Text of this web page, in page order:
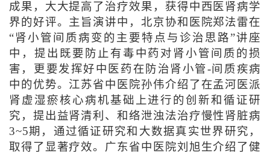
成果，大大提高了治疗效果，获得中西医肾病学
界的好评。主旨演讲中，北京协和医院郑法雷在
“肾小管间质病变的主要特点与诊治思路”讲座
中，提出既要防止有毒中药对肾小管间质的损
害，更要发挥好中医药在防治肾小管-间质疾病
中的优势。江苏省中医院孙伟介绍了在孟河医派
肾虚湿瘀核心病机基础上进行的创新和循证研
究，提出益肾清利、和络泄浊法治疗慢性肾脏病
3~5期，通过循证研究和大数据真实世界研究，
取得了显著疗效。广东省中医院刘旭生介绍了健